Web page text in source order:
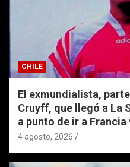
CHILE
El exmundialista,
Cruyff, que llegó a La
a punto de ir a Francia
4 agosto, 2026